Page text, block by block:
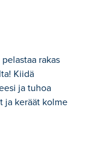
rakas
Kiidä
ja tuhoa
ja keräät kolme